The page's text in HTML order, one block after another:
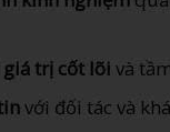
trị cốt lõi và
với đối tác và